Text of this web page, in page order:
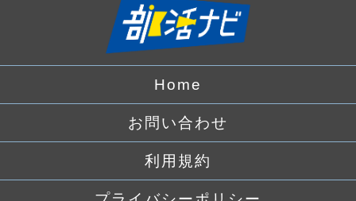
Home
お問い合わせ
利用規約